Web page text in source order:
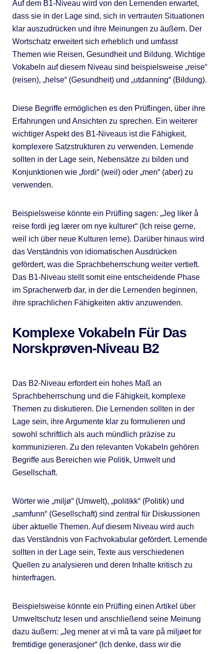
Auf dem B1-Niveau wird von den Lernenden erwartet,
dass sie in der Lage sind, sich in vertrauten Situationen
klar auszudrücken und ihre Meinungen zu äußern. Der
Wortschatz erweitert sich erheblich und umfasst
Themen wie Reisen, Gesundheit und Bildung. Wichtige
Vokabeln auf diesem Niveau sind beispielsweise „reise“
(reisen), „helse“ (Gesundheit) und „utdanning“ (Bildung).
Diese Begriffe ermöglichen es den Prüflingen, über ihre
Erfahrungen und Ansichten zu sprechen. Ein weiterer
wichtiger Aspekt des B1-Niveaus ist die Fähigkeit,
komplexere Satzstrukturen zu verwenden. Lernende
sollten in der Lage sein, Nebensätze zu bilden und
Konjunktionen wie „fordi“ (weil) oder „men“ (aber) zu
verwenden.
Beispielsweise könnte ein Prüfling sagen: „Jeg liker å
reise fordi jeg lærer om nye kulturer“ (Ich reise gerne,
weil ich über neue Kulturen lerne). Darüber hinaus wird
das Verständnis von idiomatischen Ausdrücken
gefördert, was die Sprachbeherrschung weiter vertieft.
Das B1-Niveau stellt somit eine entscheidende Phase
im Spracherwerb dar, in der die Lernenden beginnen,
ihre sprachlichen Fähigkeiten aktiv anzuwenden.
Komplexe Vokabeln Für Das
Norskprøven-Niveau B2
Das B2-Niveau erfordert ein hohes Maß an
Sprachbeherrschung und die Fähigkeit, komplexe
Themen zu diskutieren. Die Lernenden sollten in der
Lage sein, ihre Argumente klar zu formulieren und
sowohl schriftlich als auch mündlich präzise zu
kommunizieren. Zu den relevanten Vokabeln gehören
Begriffe aus Bereichen wie Politik, Umwelt und
Gesellschaft.
Wörter wie „miljø“ (Umwelt), „politikk“ (Politik) und
„samfunn“ (Gesellschaft) sind zentral für Diskussionen
über aktuelle Themen. Auf diesem Niveau wird auch
das Verständnis von Fachvokabular gefördert. Lernende
sollten in der Lage sein, Texte aus verschiedenen
Quellen zu analysieren und deren Inhalte kritisch zu
hinterfragen.
Beispielsweise könnte ein Prüfling einen Artikel über
Umweltschutz lesen und anschließend seine Meinung
dazu äußern: „Jeg mener at vi må ta vare på miljøet for
fremtidige generasjoner“ (Ich denke, dass wir die